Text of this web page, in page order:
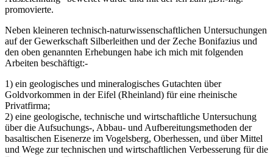
promovierte.
Neben kleineren technisch-naturwissenschaftlichen Untersuchungen
auf der Gewerkschaft Silberleithen und der Zeche Bonifazius und
den oben genannten Erhebungen habe ich mich mit folgenden
Arbeiten beschäftigt:-
1) ein geologisches und mineralogisches Gutachten über
Goldvorkommen in der Eifel (Rheinland) für eine rheinische
Privatfirma;
2) eine geologische, technische und wirtschaftliche Untersuchung
über die Aufsuchungs-, Abbau- und Aufbereitungsmethoden der
basaltischen Eisenerze im Vogelsberg, Oberhessen, und über Mittel
und Wege zur technischen und wirtschaftlichen Verbesserung für die